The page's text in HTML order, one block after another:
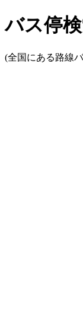
バス停
(全国にある路線